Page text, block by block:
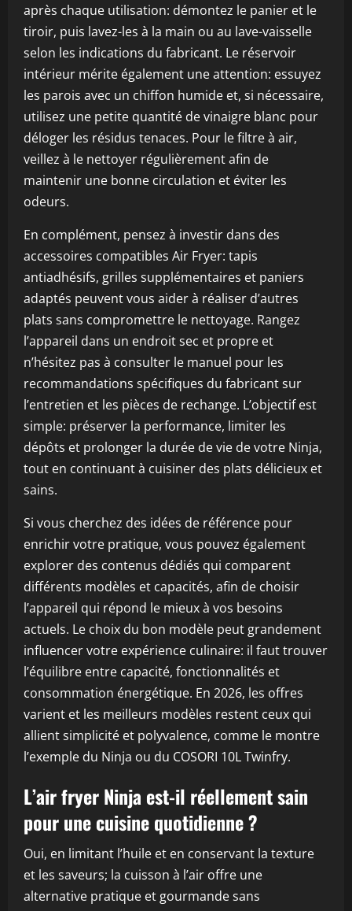
après chaque utilisation: démontez le panier et le
tiroir, puis lavez-les à la main ou au lave-vaisselle
selon les indications du fabricant. Le réservoir
intérieur mérite également une attention: essuyez
les parois avec un chiffon humide et, si nécessaire,
utilisez une petite quantité de vinaigre blanc pour
déloger les résidus tenaces. Pour le filtre à air,
veillez à le nettoyer régulièrement afin de
maintenir une bonne circulation et éviter les
odeurs.
En complément, pensez à investir dans des
accessoires compatibles Air Fryer: tapis
antiadhésifs, grilles supplémentaires et paniers
adaptés peuvent vous aider à réaliser d’autres
plats sans compromettre le nettoyage. Rangez
l’appareil dans un endroit sec et propre et
n’hésitez pas à consulter le manuel pour les
recommandations spécifiques du fabricant sur
l’entretien et les pièces de rechange. L’objectif est
simple: préserver la performance, limiter les
dépôts et prolonger la durée de vie de votre Ninja,
tout en continuant à cuisiner des plats délicieux et
sains.
Si vous cherchez des idées de référence pour
enrichir votre pratique, vous pouvez également
explorer des contenus dédiés qui comparent
différents modèles et capacités, afin de choisir
l’appareil qui répond le mieux à vos besoins
actuels. Le choix du bon modèle peut grandement
influencer votre expérience culinaire: il faut trouver
l’équilibre entre capacité, fonctionnalités et
consommation énergétique. En 2026, les offres
varient et les meilleurs modèles restent ceux qui
allient simplicité et polyvalence, comme le montre
l’exemple du Ninja ou du COSORI 10L Twinfry.
L’air fryer Ninja est-il réellement sain
pour une cuisine quotidienne ?
Oui, en limitant l’huile et en conservant la texture
et les saveurs; la cuisson à l’air offre une
alternative pratique et gourmande sans